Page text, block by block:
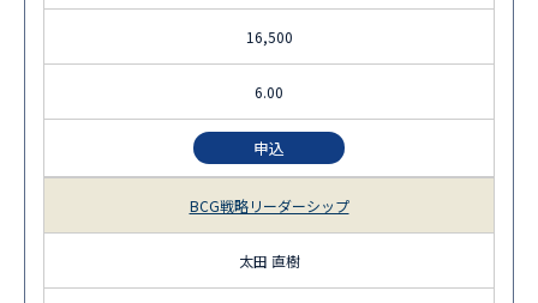
16,500
6.00
申込
BCG戦略リーダーシップ
太田 直樹